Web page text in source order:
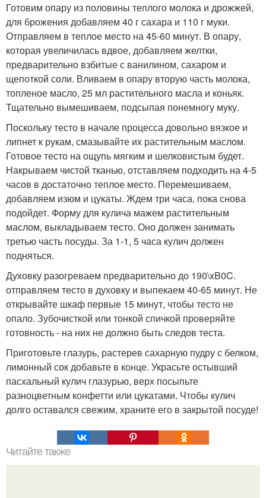
Готовим опару из половины теплого молока и дрожжей,
для брожения добавляем 40 г сахара и 110 г муки.
Отправляем в теплое место на 45-60 минут. В опару,
которая увеличилась вдвое, добавляем желтки,
предварительно взбитые с ванилином, сахаром и
щепоткой соли. Вливаем в опару вторую часть молока,
топленое масло, 25 мл растительного масла и коньяк.
Тщательно вымешиваем, подсыпая понемногу муку.
Поскольку тесто в начале процесса довольно вязкое и
липнет к рукам, смазывайте их растительным маслом.
Готовое тесто на ощупь мягким и шелковистым будет.
Накрываем чистой тканью, отставляем подходить на 4-5
часов в достаточно теплое место. Перемешиваем,
добавляем изюм и цукаты. Ждем три часа, пока снова
подойдет. Форму для кулича мажем растительным
маслом, выкладываем тесто. Оно должен занимать
третью часть посуды. За 1-1, 5 часа кулич должен
подняться.
Духовку разогреваем предварительно до 190\xB0C.
отправляем тесто в духовку и выпекаем 40-65 минут. Не
открывайте шкаф первые 15 минут, чтобы тесто не
опало. Зубочисткой или тонкой спичкой проверяйте
готовность - на них не должно быть следов теста.
Приготовьте глазурь, растерев сахарную пудру с белком,
лимонный сок добавьте в конце. Украсьте остывший
пасхальный кулич глазурью, верх посыпьте
разноцветным конфетти или цукатами. Чтобы кулич
долго оставался свежим, храните его в закрытой посуде!
Читайте также